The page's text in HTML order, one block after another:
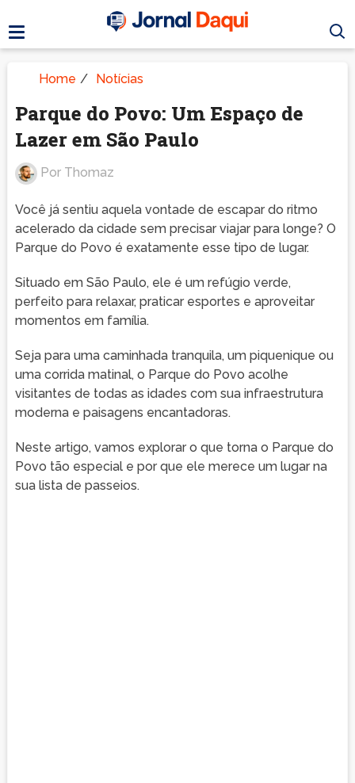
Home / Notícias
Parque do Povo: Um Espaço de
Lazer em São Paulo
Por Thomaz
Você já sentiu aquela vontade de escapar do ritmo
acelerado da cidade sem precisar viajar para longe? O
Parque do Povo é exatamente esse tipo de lugar.
Situado em São Paulo, ele é um refúgio verde,
perfeito para relaxar, praticar esportes e aproveitar
momentos em família.
Seja para uma caminhada tranquila, um piquenique ou
uma corrida matinal, o Parque do Povo acolhe
visitantes de todas as idades com sua infraestrutura
moderna e paisagens encantadoras.
Neste artigo, vamos explorar o que torna o Parque do
Povo tão especial e por que ele merece um lugar na
sua lista de passeios.